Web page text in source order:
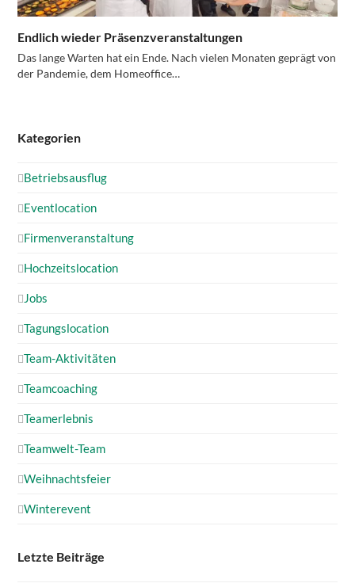
Endlich wieder Präsenzveranstaltungen
Das lange Warten hat ein Ende. Nach vielen Monaten geprägt von
der Pandemie, dem Homeoffice…
Kategorien
Betriebsausflug
Eventlocation
Firmenveranstaltung
Hochzeitslocation
Jobs
Tagungslocation
Team-Aktivitäten
Teamcoaching
Teamerlebnis
Teamwelt-Team
Weihnachtsfeier
Winterevent
Letzte Beiträge